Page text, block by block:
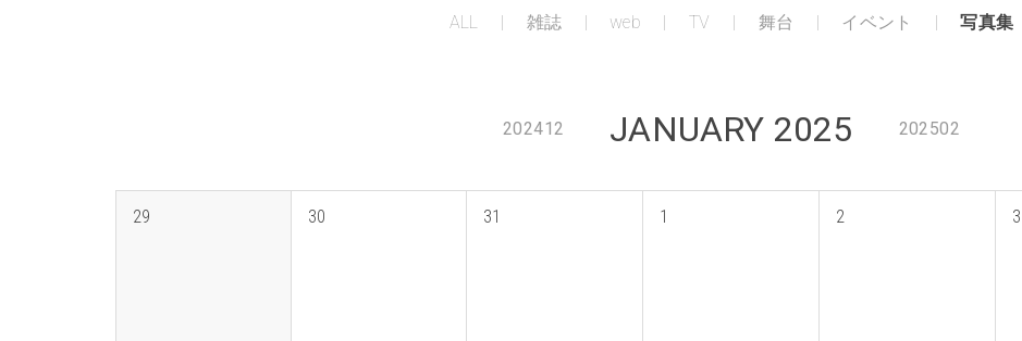
ALL 雑誌 web TV 舞台 イベント 写真集
202412 JANUARY 2025 202502
29 30 31 1 2 3